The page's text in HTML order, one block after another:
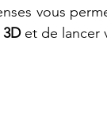
vous
et de lancer